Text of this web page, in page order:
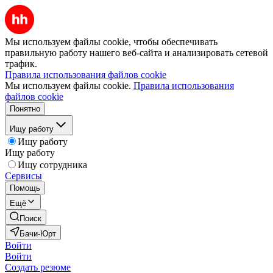
Мы используем файлы cookie, чтобы обеспечивать
правильную работу нашего веб-сайта и анализировать сетевой
трафик.
Правила использования файлов cookie
Мы используем файлы cookie. Правила использования
файлов cookie
Понятно
Ищу работу
Ищу работу
Ищу работу
Ищу сотрудника
Сервисы
Помощь
Ещё
Поиск
Бачи-Юрт
Войти
Войти
Создать резюме